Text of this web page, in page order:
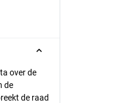
over de
de
de raad